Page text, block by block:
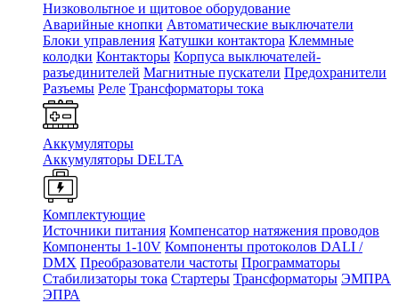
Низковольтное и щитовое оборудование
Аварийные кнопки Автоматические выключатели
Блоки управления Катушки контактора Клеммные
колодки Контакторы Корпуса выключателей-
разъединителей Магнитные пускатели Предохранители
Разъемы Реле Трансформаторы тока
Аккумуляторы
Аккумуляторы DELTA
Комплектующие
Источники питания Компенсатор натяжения проводов
Компоненты 1-10V Компоненты протоколов DALI /
DMX Преобразователи частоты Программаторы
Стабилизаторы тока Стартеры Трансформаторы ЭМПРА
ЭПРА